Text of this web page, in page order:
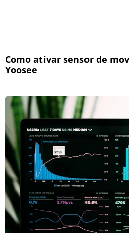
Como ativar sensor de
Yoosee